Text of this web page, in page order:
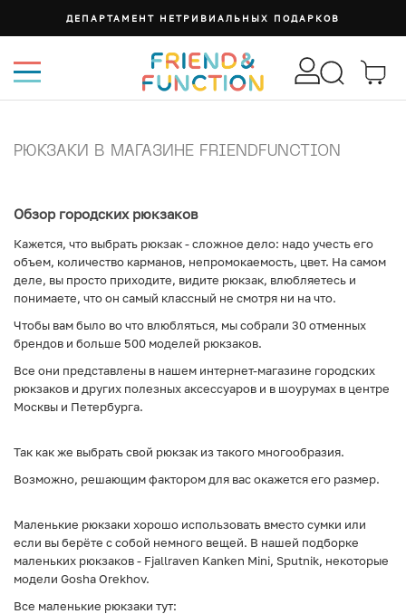
ДЕПАРТАМЕНТ НЕТРИВИАЛЬНЫХ ПОДАРКОВ
РЮКЗАКИ В МАГАЗИНЕ FRIENDFUNCTION
Обзор городских рюкзаков
Кажется, что выбрать рюкзак - сложное дело: надо учесть его
объем, количество карманов, непромокаемость, цвет. На самом
деле, вы просто приходите, видите рюкзак, влюбляетесь и
понимаете, что он самый классный не смотря ни на что.
Чтобы вам было во что влюбляться, мы собрали 30 отменных
брендов и больше 500 моделей рюкзаков.
Все они представлены в нашем интернет-магазине городских
рюкзаков и других полезных аксессуаров и в шоурумах в центре
Москвы и Петербурга.
Так как же выбрать свой рюкзак из такого многообразия.
Возможно, решающим фактором для вас окажется его размер.
Маленькие рюкзаки хорошо использовать вместо сумки или
если вы берёте с собой немного вещей. В нашей подборке
маленьких рюкзаков - Fjallraven Kanken Mini, Sputnik, некоторые
модели Gosha Orekhov.
Все маленькие рюкзаки тут: